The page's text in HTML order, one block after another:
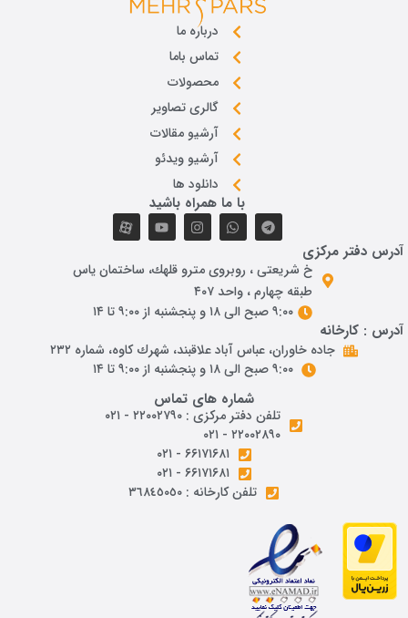
درباره ما
تماس باما
محصولات
گالری تصاویر
آرشیو مقالات
آرشیو ویدئو
دانلود ها
با ما همراه باشید
دفتر مرکزی
خ شريعتی ، روبروی مترو قلهك، ساختمان ياس
طبقه چهارم ، واحد ۴۰۷
۹:۰۰ صبح الی ۱۸ و پنجشنبه از ۹:۰۰ تا ۱۴
: کارخانه
جاده خاوران، عباس آباد علاقبند، شهرك كاوه، شماره ٢٣٢
۹:۰۰ صبح الی ۱۸ و پنجشنبه از ۹:۰۰ تا ۱۴
شماره های تماس
تلفن دفتر مرکزی : ۲۲۰۰۲۷۹۰ - ۰۲۱
۲۲۰۰۲۸۹۰ - ۰۲۱
۶۶۱۷۱۶۸۱ - ۰۲۱
۶۶۱۷۱۶۸۱ - ۰۲۱
تلفن کارخانه : ٣٦٨٤٥٠٥٠